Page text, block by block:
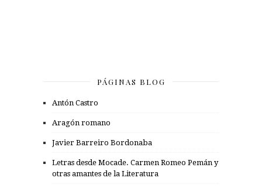
PÁGINAS BLOG
Antón Castro
Aragón romano
Javier Barreiro Bordonaba
Letras desde Mocade. Carmen Romeo Pemán y
otras amantes de la Literatura